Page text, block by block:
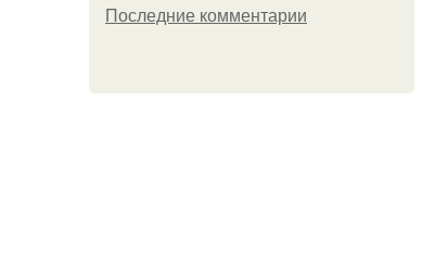
Последние комментарии